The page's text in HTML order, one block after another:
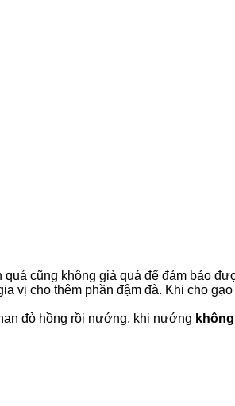
cũng không già quá để đảm bảo
vị cho thêm phần đậm đà. Khi cho
đỏ hồng rồi nướng, khi nướng